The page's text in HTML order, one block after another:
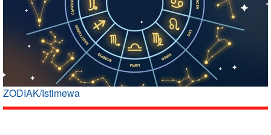
ZODIAK/Istimewa